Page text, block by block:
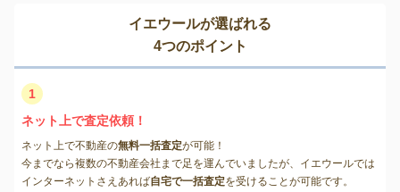
イエウールが選ばれる
4つのポイント
1
ネット上で査定依頼！
ネット上で不動産の無料一括査定が可能！
今までなら複数の不動産会社まで足を運んでいましたが、イエウールでは
インターネットさえあれば自宅で一括査定を受けることが可能です。